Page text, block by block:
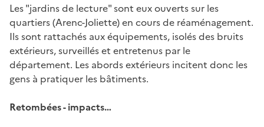
Les "jardins de lecture" sont eux ouverts sur les
quartiers (Arenc-Joliette) en cours de réaménagement.
Ils sont rattachés aux équipements, isolés des bruits
extérieurs, surveillés et entretenus par le
département. Les abords extérieurs incitent donc les
gens à pratiquer les bâtiments.
Retombées - impacts…